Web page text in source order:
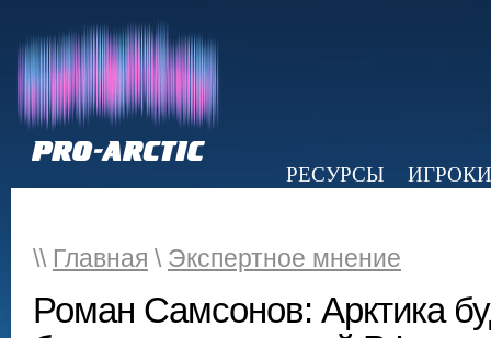
РЕСУРСЫ
ИГРОКИ
\\ Главная \ Экспертное мнение
Роман Самсонов: Арктика